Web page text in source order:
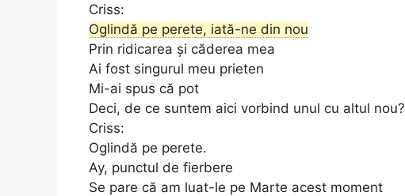
Criss:
Oglindă pe perete, iată-ne din nou
Prin ridicarea și căderea mea
Ai fost singurul meu prieten
Mi-ai spus că pot
Deci, de ce suntem aici vorbind unul cu altul nou?
Criss:
Oglindă pe perete.
Ay, punctul de fierbere
Se pare că am luat-le pe Marte acest moment